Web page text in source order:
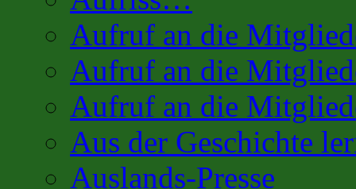
Aufruf an die
Aufruf an die
Aufruf an die
Aus der Geschichte
Auslands-Presse